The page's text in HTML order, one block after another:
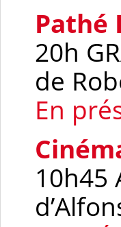
Pathé
20h
de
En
10h45